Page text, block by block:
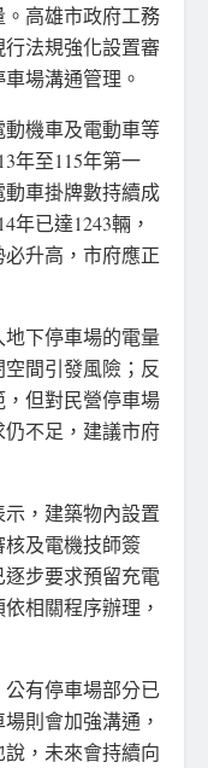
高雄市政府工務
法規強化設置審
場溝通管理。
機車及電動車等
年至115年第一
車掛牌數持續成
年已達1243輛，
升高，市府應正
下停車場的電量
間引發風險；反
但對民營停車場
不足，建議市府
，建築物內設置
及電機技師簽
步要求預留充電
相關程序辦理，
有停車場部分已
則會加強溝通，
，未來會持續向